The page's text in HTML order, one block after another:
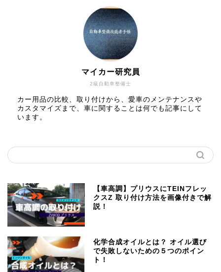
2級自動車整備士
マイカー研究員
カー用品の比較、取り付けから、愛車のメンテナンスや
カスタマイズまで、車に関することは何でも記事にして
います。
【車高調】プリウスにTEINフレッ
クスZ 取り付け方法を画像付きで解
説！
化学合成オイルとは？ オイル選び
で失敗しないための５つのポイン
ト！